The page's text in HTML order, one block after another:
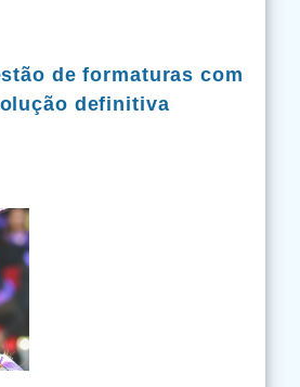
de formaturas com
definitiva